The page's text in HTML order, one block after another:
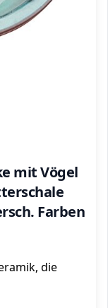
mit Vögel
Farben
die